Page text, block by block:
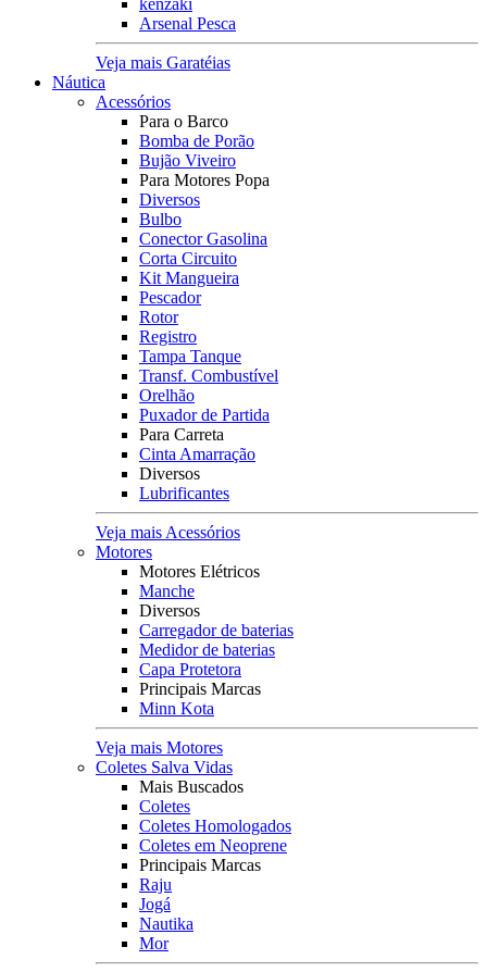
kenzaki
Arsenal Pesca
Veja mais Garatéias
Náutica
Acessórios
Para o Barco
Bomba de Porão
Bujão Viveiro
Para Motores Popa
Diversos
Bulbo
Conector Gasolina
Corta Circuito
Kit Mangueira
Pescador
Rotor
Registro
Tampa Tanque
Transf. Combustível
Orelhão
Puxador de Partida
Para Carreta
Cinta Amarração
Diversos
Lubrificantes
Veja mais Acessórios
Motores
Motores Elétricos
Manche
Diversos
Carregador de baterias
Medidor de baterias
Capa Protetora
Principais Marcas
Minn Kota
Veja mais Motores
Coletes Salva Vidas
Mais Buscados
Coletes
Coletes Homologados
Coletes em Neoprene
Principais Marcas
Raju
Jogá
Nautika
Mor